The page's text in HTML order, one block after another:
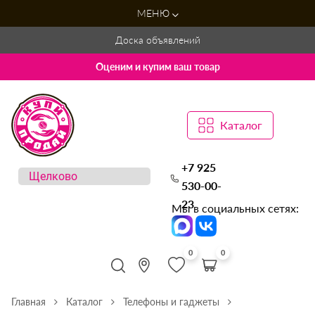
МЕНЮ
Доска объявлений
Оценим и купим ваш товар
Каталог
+7 925
530-00-
23
Мы в социальных сетях:
0 0
Главная Каталог
Телефоны и гаджеты